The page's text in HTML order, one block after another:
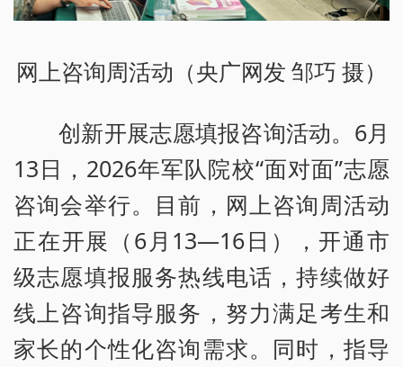
网上咨询周活动（央广网发 邹巧 摄）
创新开展志愿填报咨询活动。6月
13日，2026年军队院校“面对面”志愿
咨询会举行。目前，网上咨询周活动
正在开展（6月13—16日），开通市
级志愿填报服务热线电话，持续做好
线上咨询指导服务，努力满足考生和
家长的个性化咨询需求。同时，指导